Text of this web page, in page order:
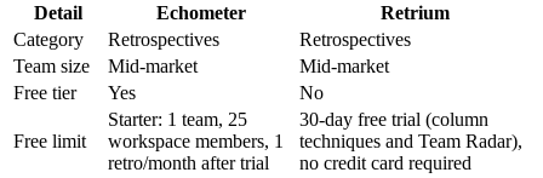
Detail
Echometer
Retrium
Category
Retrospectives
Retrospectives
Team size
Mid-market
Mid-market
Free tier
Yes No
Free limit
Starter: 1 team, 25
workspace members, 1
retro/month after trial
30-day free trial (column
techniques and Team Radar),
no credit card required